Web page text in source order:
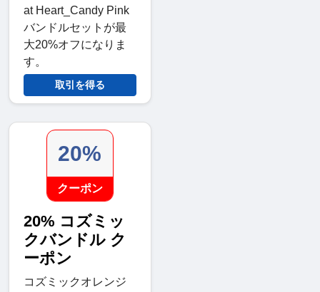
at Heart_Candy Pink
バンドルセットが最
大20%オフになりま
す。
取引を得る
20%
クーポン
20% コズミッ
クバンドル ク
ーポン
コズミックオレンジ